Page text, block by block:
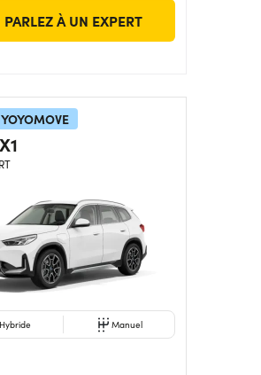
PARLEZ À UN EXPERT
Hybride Manuel